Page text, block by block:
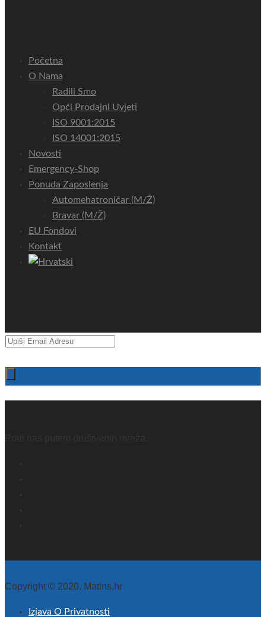
Početna
O Nama
Radili Smo
Opći Prodajni Uvjeti
ISO 9001:2015
ISO 14001:2015
Novosti
Emergency-Shop
Ponuda Zaposlenja
Automehatroničar (m/ž)
Bravar (m/ž)
EU Fondovi
Kontakt
Copyright © 2020. Matins.hr
Izjava O Privatnosti